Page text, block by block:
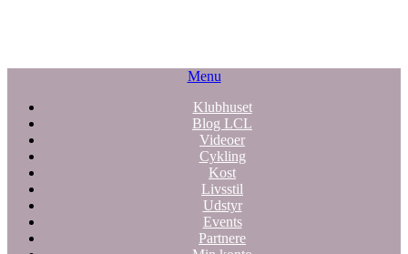
Menu
Klubhuset
Blog LCL
Videoer
Cykling
Kost
Livsstil
Udstyr
Events
Partnere